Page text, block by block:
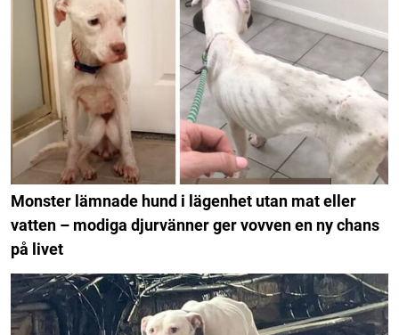
Monster lämnade hund i lägenhet utan mat eller
vatten – modiga djurvänner ger vovven en ny chans
på livet